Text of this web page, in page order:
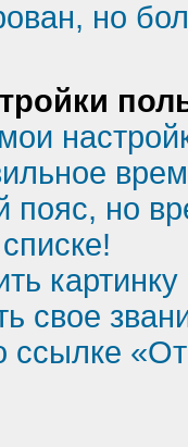
но
пояс, но
свое